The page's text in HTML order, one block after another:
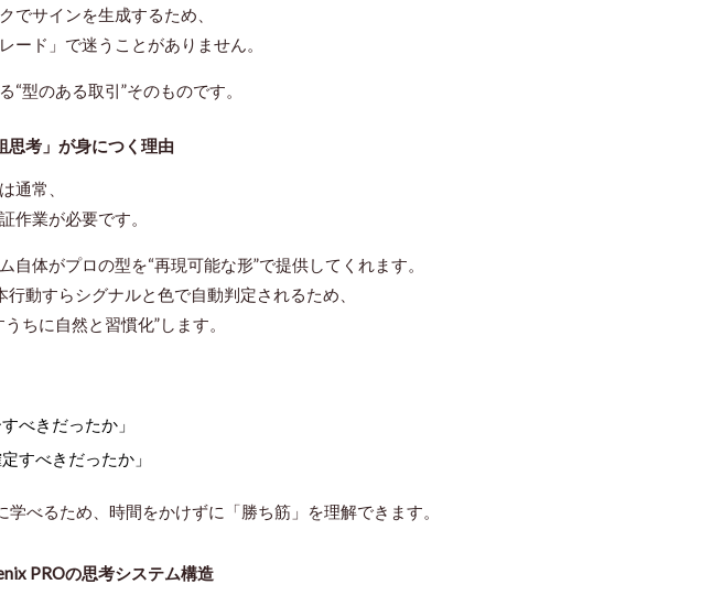
でサインを生成するため、
ード」で迷うことがありません。
型のある取引”そのものです。
思考」が身につく理由
通常、
作業が必要です。
自体がプロの型を“再現可能な形”で提供してくれます。
行動すらシグナルと色で自動判定されるため、
ちに自然と習慣化”します。
べきだったか」
すべきだったか」
べるため、時間をかけずに「勝ち筋」を理解できます。
PROの思考システム構造